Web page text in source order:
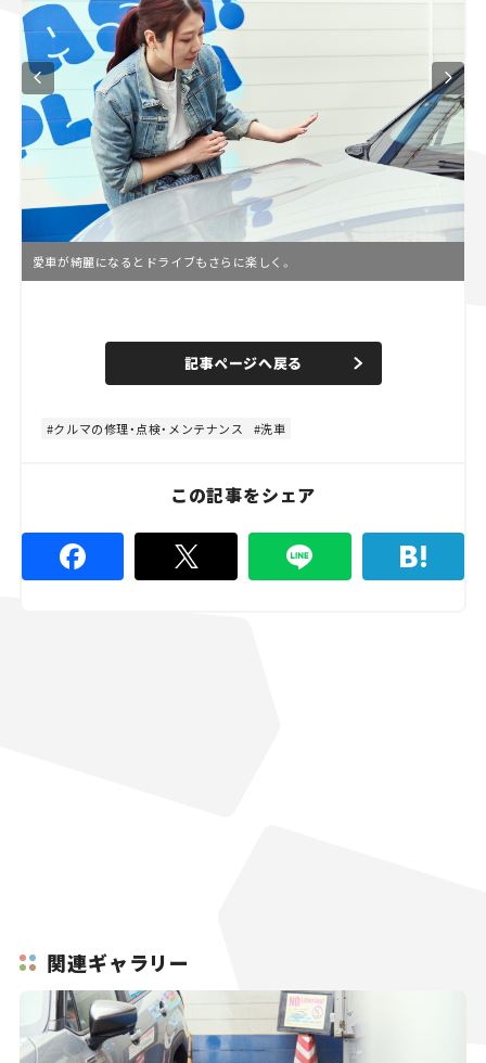
愛車が綺麗になるとドライブもさらに楽しく。
n
e
d
5
%
記事ページへ戻る
クルマの修理・点検・メンテナンス 洗車
この記事をシェア
関連ギャラリー